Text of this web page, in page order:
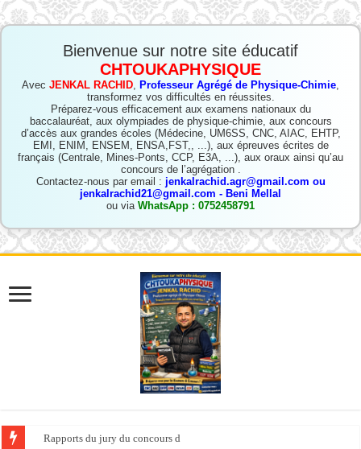
Bienvenue sur notre site éducatif
CHTOUKAPHYSIQUE
Avec JENKAL RACHID, Professeur Agrégé de Physique-Chimie,
transformez vos difficultés en réussites.
Préparez-vous efficacement aux examens nationaux du
baccalauréat, aux olympiades de physique-chimie, aux concours
d’accès aux grandes écoles (Médecine, UM6SS, CNC, AIAC, EHTP,
EMI, ENIM, ENSEM, ENSA,FST,, ...), aux épreuves écrites de
français (Centrale, Mines-Ponts, CCP, E3A, ...), aux oraux ainsi qu’au
concours de l’agrégation .
Contactez-nous par email : jenkalrachid.agr@gmail.com ou
jenkalrachid21@gmail.com - Beni Mellal
ou via WhatsApp : 0752458791
Rapports du jury du concours de l’ agrégati